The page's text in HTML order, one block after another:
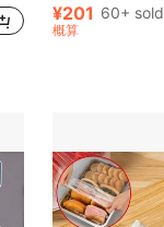
¥201 60+ sold
概算